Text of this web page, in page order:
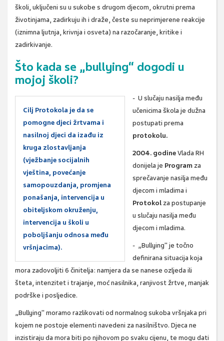
školi, uključeni su u sukobe s drugom djecom, okrutni prema
životinjama, zadirkuju ih i draže, česte su neprimjerene reakcije
(iznimna ljutnja, krivnja i osveta) na razočaranje, kritike i
zadirkivanje.
Što kada se „bullying“ dogodi u
mojoj školi?
Cilj Protokola je da se
pomogne djeci žrtvama i
nasilnoj djeci da izađu iz
kruga zlostavljanja
(vježbanje socijalnih
vještina, povećanje
samopouzdanja, promjena
ponašanja, intervencija u
obiteljskom okruženju,
intervencija u školi u
poboljšanju odnosa među
vršnjacima).
- U slučaju nasilja među
učenicima škola je dužna
postupati prema
protokolu.
2004. godineVlada RH
donijela je Programza
sprečavanje nasilja među
djecom i mladima i
Protokolza postupanje
u slučaju nasilja među
djecom i mladima.
- „Bullying" je točno
definirana situacija koja
mora zadovoljiti 6 činitelja: namjera da se nanese ozljeda ili
šteta, intenzitet i trajanje, moć nasilnika, ranjivost žrtve, manjak
podrške i posljedice.
„Bullying" moramo razlikovati od normalnog sukoba vršnjaka pri
kojem ne postoje elementi navedeni za nasilništvo. Djeca ne
inzistiraju da mora biti po njihovom po svaku cijenu, te mogu dati